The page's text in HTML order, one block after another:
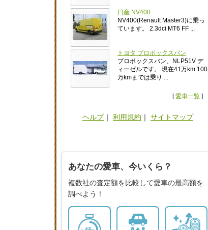
日産 NV400
NV400(Renault Master3)に乗っ
ています。 2.3dci MT6 FF ...
トヨタ プロボックスバン
プロボックスバン、NLP51V デ
ィーゼルです。 現在41万km 100
万kmまでは乗り ...
[愛車一覧 ]
ヘルプ｜ 利用規約 ｜ サイトマップ
あなたの愛車、今いくら？
複数社の査定額を比較して愛車の最高額を
調べよう！